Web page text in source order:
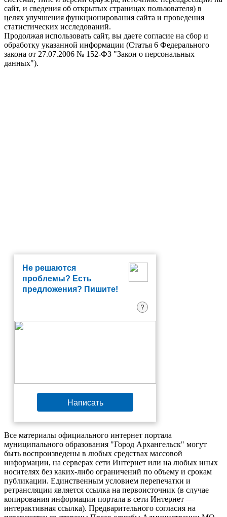
сайт, и сведения об открытых страницах пользователя) в
целях улучшения функционирования сайта и проведения
статистических исследований.
Продолжая использовать сайт, вы даете согласие на сбор и
обработку указанной информации (Статья 6 Федерального
закона от 27.07.2006 № 152-ФЗ "Закон о персональных
данных").
Не решаются
проблемы? Есть
предложения? Пишите!
?
Написать
Все материалы официального интернет портала
муниципального образования "Город Архангельск" могут
быть воспроизведены в любых средствах массовой
информации, на серверах сети Интернет или на любых иных
носителях без каких-либо ограничений по объему и срокам
публикации. Единственным условием перепечатки и
ретрансляции является ссылка на первоисточник (в случае
копирования информации портала в сети Интернет —
интерактивная ссылка). Предварительного согласия на